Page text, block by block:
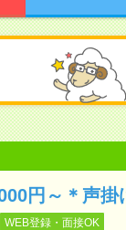
円～＊声掛
WEB登録・面接OK